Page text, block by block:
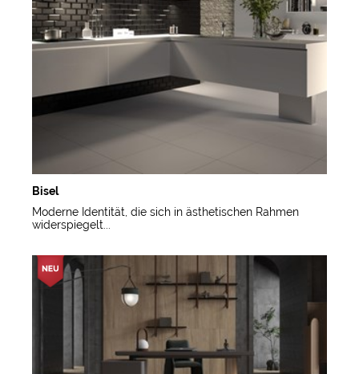
Bisel
Moderne Identität, die sich in ästhetischen Rahmen
widerspiegelt...